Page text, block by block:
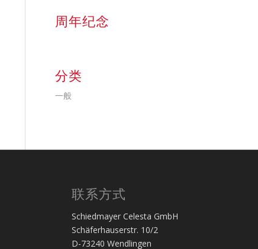
周年纪念
分类
一般
联系方式
Schiedmayer Celesta GmbH
Schäferhauserstr. 10/2
D-73240 Wendlingen